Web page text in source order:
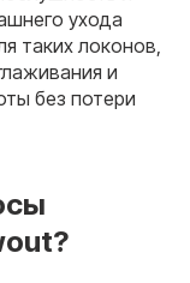
ухода
таких локонов,
и
без потери